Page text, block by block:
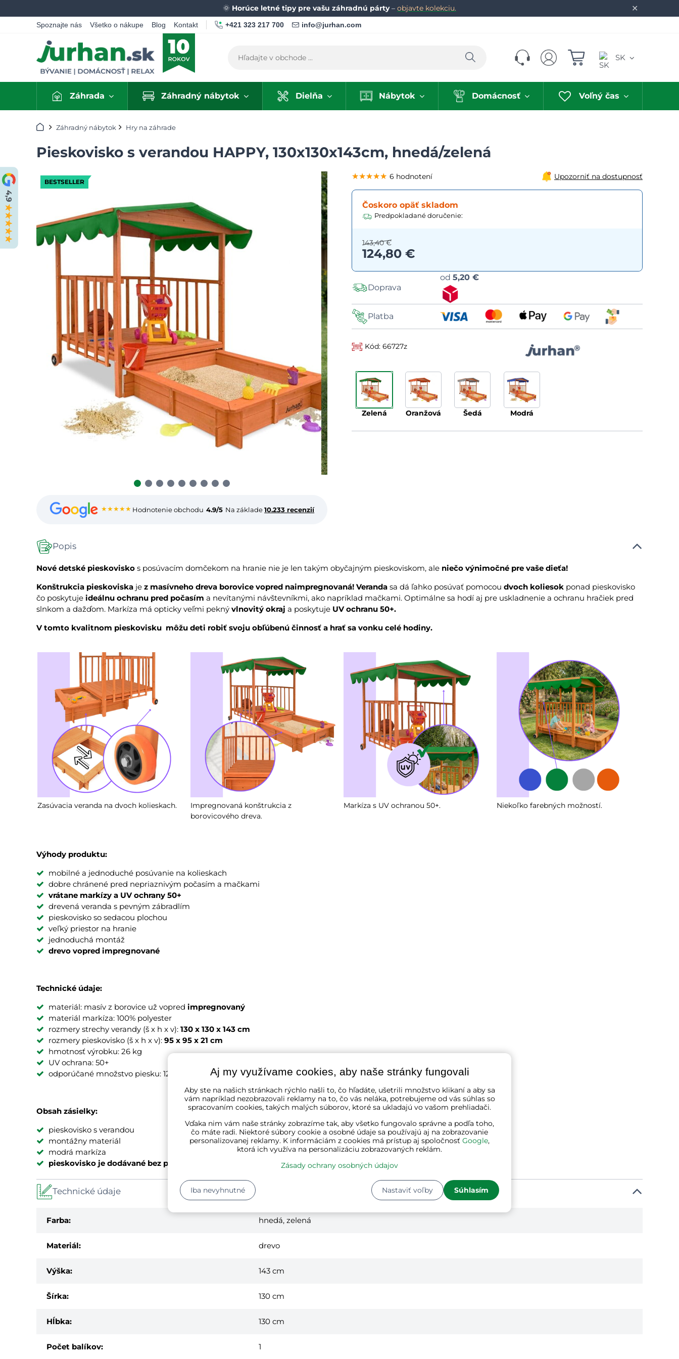
✕
🌞 Horúce letné tipy pre vašu záhradnú párty– objavte kolekciu.
Spoznajte nás Všetko o nákupe Blog Kontakt +421 323 217 700 info@jurhan.com
Hľadať SK
Záhrada Záhradný nábytok Dielňa Nábytok Domácnosť Voľný čas
Úvod Záhradný nábytok Hry na záhrade
Pieskovisko s verandou HAPPY, 130x130x143cm, hnedá/zelená
BESTSELLER
★★★★★ Hodnotenie obchodu 4.9/5 Na základe10.233 recenzií
★★★★★
★★★★★
★★★★★ 6 hodnotení Upozorniť na dostupnosť
Čoskoro opäť skladom
Predpokladané doručenie:
124,80 €
143,40 €
Doprava
od5,20 €
Platba
Kód: 66727z
zelená oranžová šedá modrá
Popis
Nové detské pieskovisko s posúvacím domčekom na hranie nie je len takým obyčajným pieskoviskom, ale niečo výnimočné pre vaše dieťa!
Konštrukcia pieskoviska je z masívneho dreva borovice vopred naimpregnovaná! Veranda sa dá ľahko posúvať pomocou dvoch koliesok ponad pieskovisko
čo poskytuje ideálnu ochranu pred počasím a nevítanými návštevníkmi, ako napríklad mačkami. Optimálne sa hodí aj pre uskladnenie a ochranu hračiek pred
slnkom a dažďom. Markíza má opticky veľmi pekný vlnovitý okraj a poskytuje UV ochranu 50+.
V tomto kvalitnom pieskovisku môžu deti robiť svoju obľúbenú činnosť a hrať sa vonku celé hodiny.
Zasúvacia veranda na dvoch kolieskach.
Impregnovaná konštrukcia z
borovicového dreva.
Markíza s UV ochranou 50+. Niekoľko farebných možností.
Výhody produktu:
mobilné a jednoduché posúvanie na kolieskach
dobre chránené pred nepriaznivým počasím a mačkami
vrátane markízy a UV ochrany 50+
drevená veranda s pevným zábradlím
pieskovisko so sedacou plochou
veľký priestor na hranie
jednoduchá montáž
drevo vopred impregnované
Technické údaje:
materiál: masív z borovice už vopred impregnovaný
materiál markíza: 100% polyester
rozmery strechy verandy (š x h x v): 130 x 130 x 143 cm
rozmery pieskovisko (š x h x v): 95 x 95 x 21 cm
hmotnosť výrobku: 26 kg
UV ochrana: 50+
odporúčané množstvo piesku: 125 kg
Obsah zásielky:
pieskovisko s verandou
montážny materiál
modrá markíza
pieskovisko je dodávané bez piesku
Technické údaje
Farba: hnedá, zelená
Materiál: drevo
Výška: 143 cm
Šírka: 130 cm
Hĺbka: 130 cm
Počet balíkov: 1
Aj my využívame cookies, aby naše stránky fungovali
Aby ste na našich stránkach rýchlo našli to, čo hľadáte, ušetrili množstvo klikaní a aby sa
vám napríklad nezobrazovali reklamy na to, čo vás neláka, potrebujeme od vás súhlas so
spracovaním cookies, takých malých súborov, ktoré sa ukladajú vo vašom prehliadači.
Vďaka nim vám naše stránky zobrazíme tak, aby všetko fungovalo správne a podľa toho,
čo máte radi. Niektoré súbory cookie a osobné údaje sa používajú aj na zobrazovanie
personalizovanej reklamy. K informáciám z cookies má prístup aj spoločnosť Google,
ktorá ich využíva na personalizáciu zobrazovaných reklám.
Zásady ochrany osobných údajov
Nastaviť voľby Súhlasím
Iba nevyhnutné